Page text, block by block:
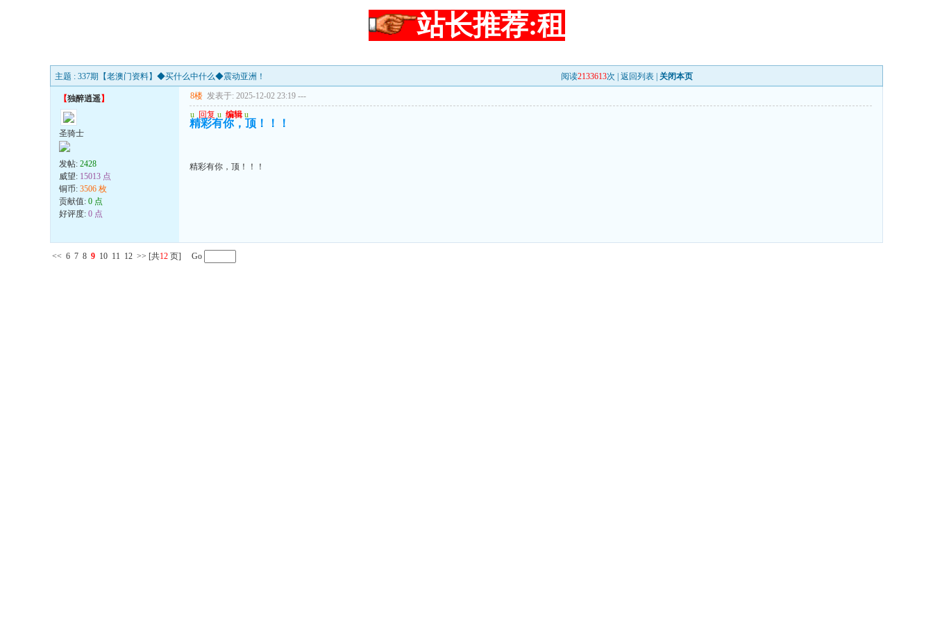
站长推荐:租
主题 : 337期【老澳门资料】◆买什么中什么◆震动亚洲！ 阅读2133613次 | 返回列表 关闭本页
【独醉逍遥】
圣骑士
发帖: 2428
威望: 15013 点
铜币: 3506 枚
贡献值: 0 点
好评度: 0 点
8楼 发表于: 2025-12-02 23:19 ---
u 回复 u 编辑 u
精彩有你，顶！！！
精彩有你，顶！！！
<< 6 7 8 9 10 11 12 >> [共12 页] Go